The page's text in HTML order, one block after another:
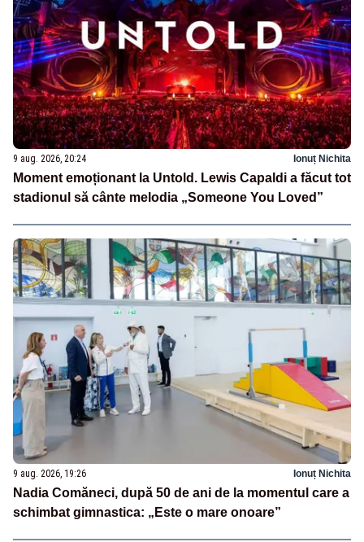
9 aug. 2026, 20:24 Ionuț Nichita
Moment emoționant la Untold. Lewis Capaldi a făcut tot
stadionul să cânte melodia „Someone You Loved”
9 aug. 2026, 19:26 Ionuț Nichita
Nadia Comăneci, după 50 de ani de la momentul care a
schimbat gimnastica: „Este o mare onoare”